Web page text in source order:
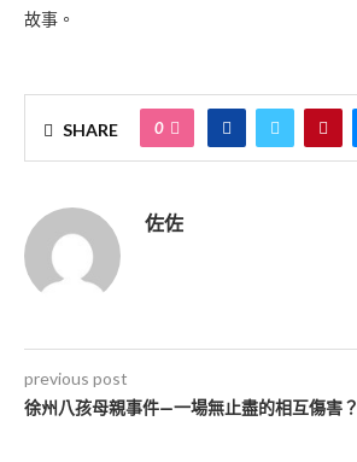
故事。
SHARE 0
佐佐
previous post
徐州八孩母親事件—一場無止盡的相互傷害？